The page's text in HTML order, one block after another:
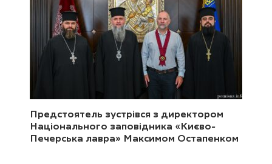
Предстоятель зустрівся з директором
Національного заповідника «Києво-
Печерська лавра» Максимом Остапенком